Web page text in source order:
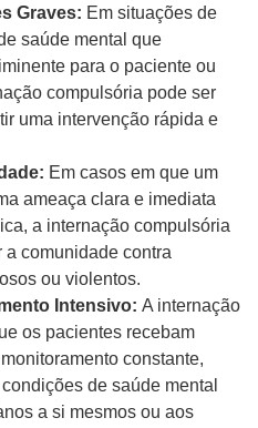
Graves: Em situações de
saúde mental que
para o paciente ou
compulsória pode ser
uma intervenção rápida e
Em casos em que um
ameaça clara e imediata
a internação compulsória
a comunidade contra
ou violentos.
Intensivo: A internação
os pacientes recebam
constante,
de saúde mental
a si mesmos ou aos